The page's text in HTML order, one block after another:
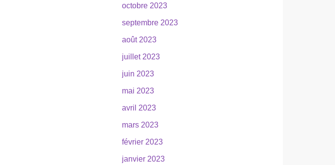
octobre 2023
septembre 2023
août 2023
juillet 2023
juin 2023
mai 2023
avril 2023
mars 2023
février 2023
janvier 2023